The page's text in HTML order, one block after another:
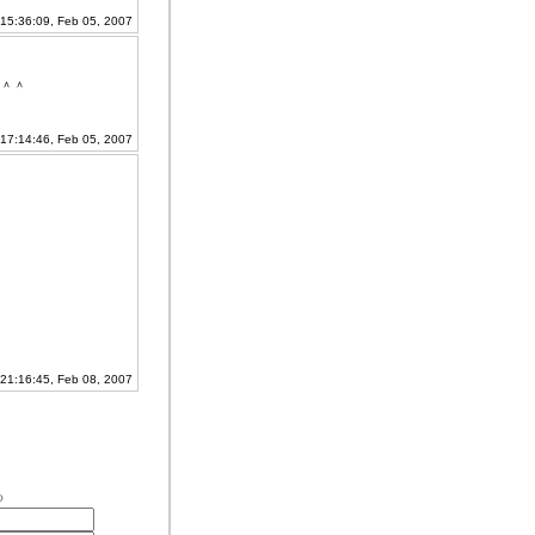
Feb 05, 2007
＾
Feb 05, 2007
Feb 08, 2007